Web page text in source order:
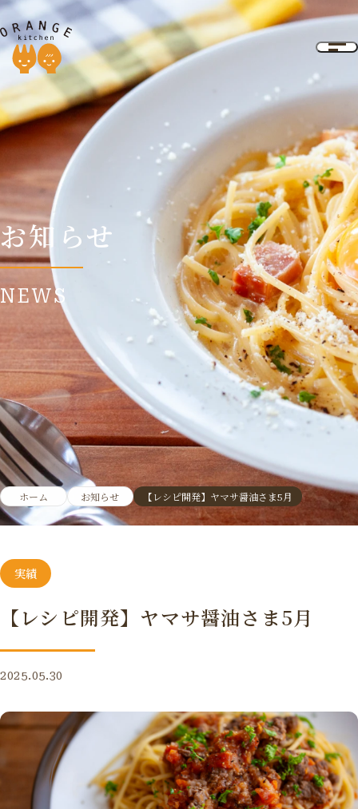
お知らせ
NEWS
ホーム お知らせ 【レシピ開発】ヤマサ醤油さま5月
実績
【レシピ開発】ヤマサ醤油さま5月
2025.05.30